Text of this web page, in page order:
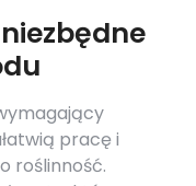
pracę i
roślinność.